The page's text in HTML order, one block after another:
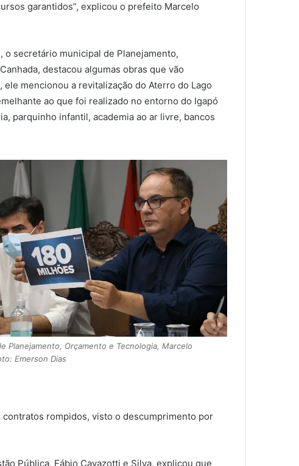
garantidos”, explicou o prefeito Marcelo
o secretário municipal de Planejamento,
destacou algumas obras que vão
mencionou a revitalização do Aterro do Lago
ao que foi realizado no entorno do Igapó
parquinho infantil, academia ao ar livre, bancos
Planejamento, Orçamento e Tecnologia, Marcelo
Emerson Dias
rompidos, visto o descumprimento por
Pública, Fábio Cavazotti e Silva, explicou que